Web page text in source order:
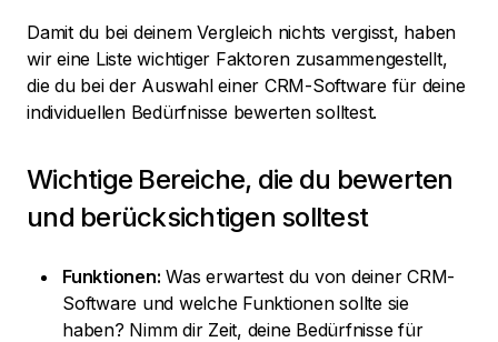
Damit du bei deinem Vergleich nichts vergisst, haben
wir eine Liste wichtiger Faktoren zusammengestellt,
die du bei der Auswahl einer CRM-Software für deine
individuellen Bedürfnisse bewerten solltest.
Wichtige Bereiche, die du bewerten
und berücksichtigen solltest
Funktionen: Was erwartest du von deiner CRM-
Software und welche Funktionen sollte sie
haben? Nimm dir Zeit, deine Bedürfnisse für